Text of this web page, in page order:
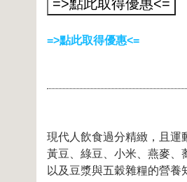
=>點此取得優惠<=
現代人飲食過分精緻，且運
黃豆、綠豆、小米、燕麥、
以及豆漿與五穀雜糧的營養